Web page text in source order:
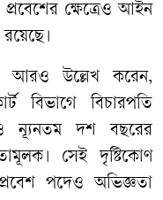
প্রবেশের ক্ষেত্রেও আইন
আরও উল্লেখ করেন,
বিভাগে বিচারপতি
ন্যূনতম দশ বছরের
সেই দৃষ্টিকোণ
পদেও অভিজ্ঞতা